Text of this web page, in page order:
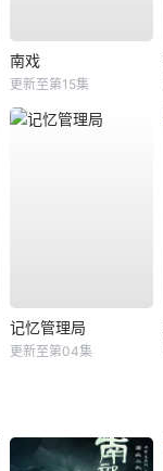
南戏
更新至第15集
记忆管理局
更新至第04集